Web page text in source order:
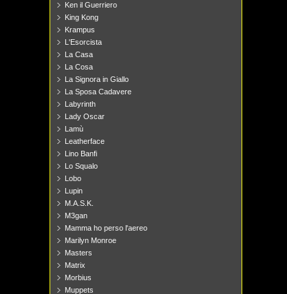
Ken il Guerriero
King Kong
Krampus
L'Esorcista
La Casa
La Cosa
La Signora in Giallo
La Sposa Cadavere
Labyrinth
Lady Oscar
Lamù
Leatherface
Lino Banfi
Lo Squalo
Lobo
Lupin
M.A.S.K.
M3gan
Mamma ho perso l'aereo
Marilyn Monroe
Masters
Matrix
Morbius
Muppets